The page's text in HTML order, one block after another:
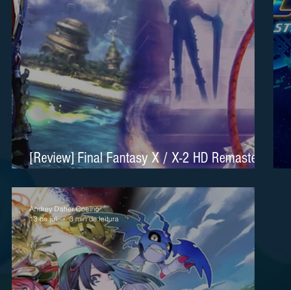
[Review] Final Fantasy X / X-2 HD Remaster é
Andrey Daher Coelho
13 de jul.
3 min de leitura